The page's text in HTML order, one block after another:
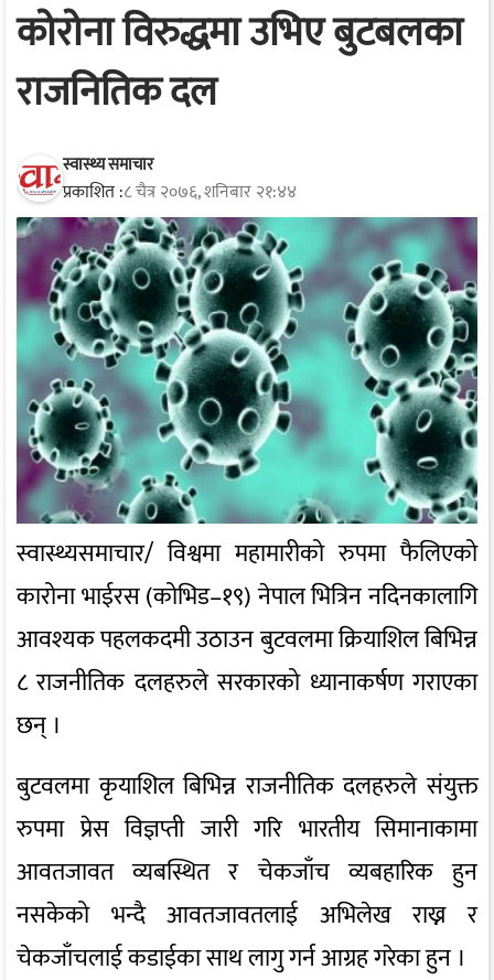
कोरोना विरुद्धमा उभिए बुटबलका
राजनितिक दल
स्वास्थ्य समाचार
प्रकाशित :८ चैत्र २०७६, शनिबार २१:४४
स्वास्थ्यसमाचार/ विश्वमा महामारीको रुपमा फैलिएको
कारोना भाईरस (कोभिड–१९) नेपाल भित्रिन नदिनकालागि
आवश्यक पहलकदमी उठाउन बुटवलमा क्रियाशिल बिभिन्न
८ राजनीतिक दलहरुले सरकारको ध्यानाकर्षण गराएका
छन् ।
बुटवलमा कृयाशिल बिभिन्न राजनीतिक दलहरुले संयुक्त
रुपमा प्रेस विज्ञप्ती जारी गरि भारतीय सिमानाकामा
आवतजावत व्यबस्थित र चेकजाँच व्यबहारिक हुन
नसकेको भन्दै आवतजावतलाई अभिलेख राख्न र
चेकजाँचलाई कडाईका साथ लागु गर्न आग्रह गरेका हुन ।